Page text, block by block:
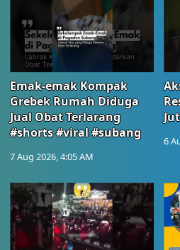
Emak-emak Kompak
Grebek Rumah Diduga
Jual Obat Terlarang
#shorts #viral #subang
7 Aug 2026, 4:05 AM
6